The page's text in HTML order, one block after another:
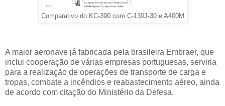
Comparativo do KC-390 com C-130J-30 e A400M
A maior aeronave já fabricada pela brasileira Embraer, que
inclui cooperação de várias empresas portuguesas, serviria
para a realização de operações de transporte de carga e
tropas, combate a incêndios e reabastecimento aéreo, ainda
de acordo com citação do Ministério da Defesa.